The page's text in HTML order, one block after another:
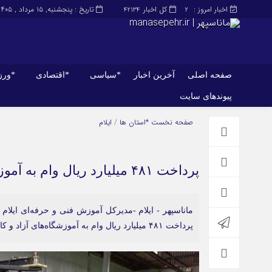
کل اخبار 42134 اخبار امروز : 2 تاریخ : پنجشنبه, ۱۵ مرداد , ۱۴۰۵
صفحه اصلی آخرین اخبار *سیاسی *اقتصادی
پیوندهای سایت
صفحه اصلیصفحه نخست *استان ها / ایلام
پرداخت ۴۸۱ میلیارد ریال وام به آموزشگاه‌ها فنی و کارآموزان ایلامی
ماناسپهر - ایلام -مدیرکل آموزش فنی و حرفه‌ای
پرداخت ۴۸۱ میلیارد ریال وام به آموزشگاه‌های آزاد و کارآموزان فنی و حرفه‌ای استان خبر داد.